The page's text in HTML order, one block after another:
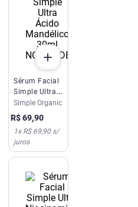
NOVIDADE
Sérum Facial
Simple Ultra
Ácido
Mandélico
30ml
Simple Organic
R$69,90
1x R$ 69,90s/
juros